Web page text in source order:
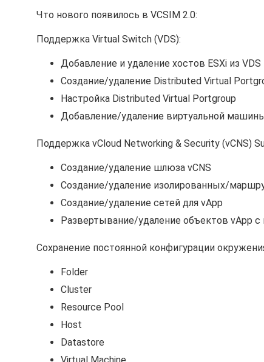
Что нового появилось в VCSIM 2.0:
Поддержка Virtual Switch (VDS):
Добавление и удаление хостов ESXi из VDS
Создание/удаление Distributed Virtual
Настройка Distributed Virtual Portgroup
Добавление/удаление виртуальной
Поддержка vCloud Networking & Security (vCNS)
Создание/удаление шлюза vCNS
Создание/удаление изолированных/
Создание/удаление сетей для vApp
Развертывание/удаление объектов vApp
Сохранение постоянной конфигурации
Folder
Cluster
Resource Pool
Host
Datastore